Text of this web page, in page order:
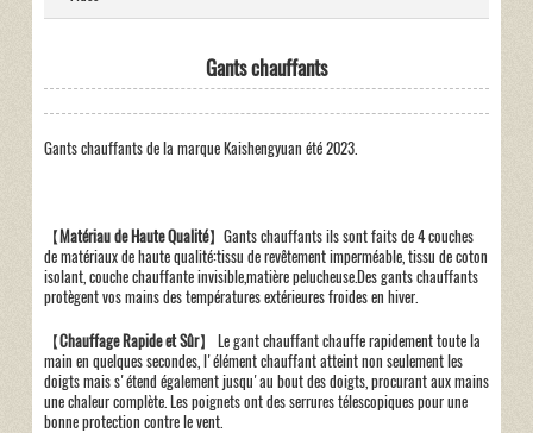
Gants chauffants
Gants chauffants de la marque Kaishengyuan été 2023.
【Matériau de Haute Qualité】Gants chauffants ils sont faits de 4 couches
de matériaux de haute qualité:tissu de revêtement imperméable, tissu de coton
isolant, couche chauffante invisible,matière pelucheuse.Des gants chauffants
protègent vos mains des températures extérieures froides en hiver.
【Chauffage Rapide et Sûr】 Le gant chauffant chauffe rapidement toute la
main en quelques secondes, l'élément chauffant atteint non seulement les
doigts mais s'étend également jusqu'au bout des doigts, procurant aux mains
une chaleur complète. Les poignets ont des serrures télescopiques pour une
bonne protection contre le vent.